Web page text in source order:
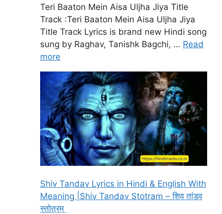
Teri Baaton Mein Aisa Uljha Jiya Title
Track :Teri Baaton Mein Aisa Uljha Jiya
Title Track Lyrics is brand new Hindi song
sung by Raghav, Tanishk Bagchi, … Read
more
Shiv Tandav Lyrics in Hindi & English With
Meaning |Shiv Tandav Stotram – शिव तांडव
स्तोत्रम्